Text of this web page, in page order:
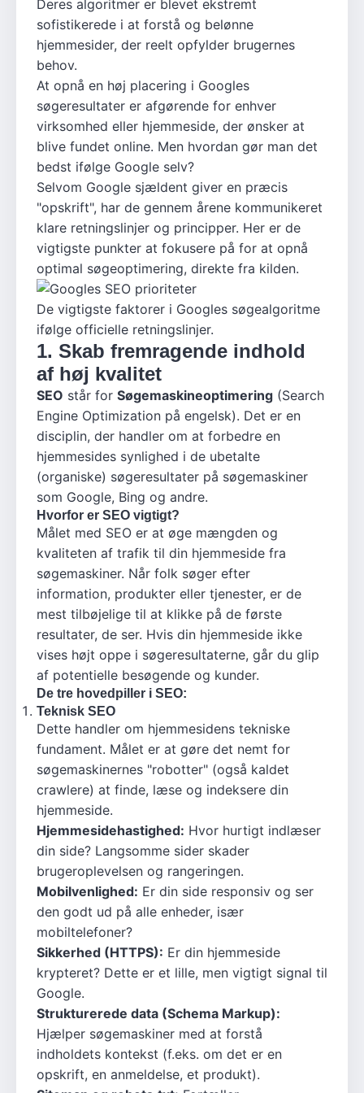
Deres algoritmer er blevet ekstremt
sofistikerede i at forstå og belønne
hjemmesider, der reelt opfylder brugernes
behov.
At opnå en høj placering i Googles
søgeresultater er afgørende for enhver
virksomhed eller hjemmeside, der ønsker at
blive fundet online. Men hvordan gør man det
bedst ifølge Google selv?
Selvom Google sjældent giver en præcis
"opskrift", har de gennem årene kommunikeret
klare retningslinjer og principper. Her er de
vigtigste punkter at fokusere på for at opnå
optimal søgeoptimering, direkte fra kilden.
De vigtigste faktorer i Googles søgealgoritme
ifølge officielle retningslinjer.
1. Skab fremragende indhold
af høj kvalitet
SEO står for Søgemaskineoptimering (Search
Engine Optimization på engelsk). Det er en
disciplin, der handler om at forbedre en
hjemmesides synlighed i de ubetalte
(organiske) søgeresultater på søgemaskiner
som Google, Bing og andre.
Hvorfor er SEO vigtigt?
Målet med SEO er at øge mængden og
kvaliteten af trafik til din hjemmeside fra
søgemaskiner. Når folk søger efter
information, produkter eller tjenester, er de
mest tilbøjelige til at klikke på de første
resultater, de ser. Hvis din hjemmeside ikke
vises højt oppe i søgeresultaterne, går du glip
af potentielle besøgende og kunder.
De tre hovedpiller i SEO:
Teknisk SEO
Dette handler om hjemmesidens tekniske
fundament. Målet er at gøre det nemt for
søgemaskinernes "robotter" (også kaldet
crawlere) at finde, læse og indeksere din
hjemmeside.
Hjemmesidehastighed: Hvor hurtigt indlæser
din side? Langsomme sider skader
brugeroplevelsen og rangeringen.
Mobilvenlighed: Er din side responsiv og ser
den godt ud på alle enheder, især
mobiltelefoner?
Sikkerhed (HTTPS): Er din hjemmeside
krypteret? Dette er et lille, men vigtigt signal til
Google.
Strukturerede data (Schema Markup):
Hjælper søgemaskiner med at forstå
indholdets kontekst (f.eks. om det er en
opskrift, en anmeldelse, et produkt).